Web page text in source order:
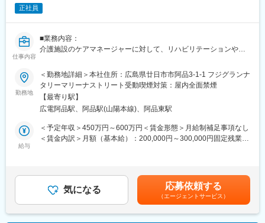
【EPファーマラインでキャリアを築くメリット】
他社では見かけないような大手メーカーの案件や最先端製品の案
件を保有しています。また原則、将来的にクライアント先への転
これを可能にしている背景としては、比較的少数規模を保って運
営を行っているからこそマネージャーの目が行き届く環境を整え
ることができ、顧客からの信頼が厚いためです。
CSOは本部のバックアップ体制が何より重要です。1人のプロジ
ェクトマネージャーが管理する営業は約20名程度であり、相談事
も可能です。また、クライアント・社内評価に基いた明確な評価
制度により、キャリアや年収アップに向けた目標を定めやすい環
境です。
正社員
仕事内容
■業務内容：
介護施設のケアマネージャーに対して、リハビリテーションや在
いただきます。
【主な業務内容】
・施設・病院・居宅介護支援事業所へ訪問し、レンタル・販売の
ご提案、メンテナンス提案を行います。
・個人在宅への訪問、レンタル・販売、メンテナンス
・プレイングマネージャーとしてメンバーの目標管理等
■特徴
・数字を追い求めるような営業ではなく、提案からアフターフォ
勤務地
＜勤務地詳細＞本社住所：広島県廿日市市阿品3-1-1 フジグランナ
タリーマリーナストリート受動喫煙対策：屋内全面禁煙
【最寄り駅】
広電阿品駅、阿品駅(山陽本線)、阿品東駅
給与
＜予定年収＞450万円～600万円＜賃金形態＞月給制補足事項なし
＜賃金内訳＞月額（基本給）：200,000円～300,000円固定残業手
給与補足＞※給与詳細は、キャリア・年齢・経験など考慮の上決定
します。■賞与：年2回※業績に決算賞与を支給する場合あり賃金
はあくまでも目安の金額であり、選考を通じて上下する可能性が
あります。月給(月額)は固定手当を含めた表記です。
気になる 応募依頼する
（エージェントサービス）